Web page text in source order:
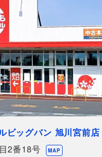
けられる中古品
等がある場合がございます
さいませ
ビッグバン 旭川宮前店
2番18号 MAP